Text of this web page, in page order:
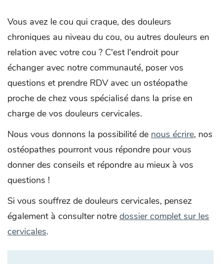
Vous avez le cou qui craque, des douleurs
chroniques au niveau du cou, ou autres douleurs en
relation avec votre cou ? C'est l'endroit pour
échanger avec notre communauté, poser vos
questions et prendre RDV avec un ostéopathe
proche de chez vous spécialisé dans la prise en
charge de vos douleurs cervicales.
Nous vous donnons la possibilité de nous écrire, nos
ostéopathes pourront vous répondre pour vous
donner des conseils et répondre au mieux à vos
questions !
Si vous souffrez de douleurs cervicales, pensez
également à consulter notre dossier complet sur les
cervicales.